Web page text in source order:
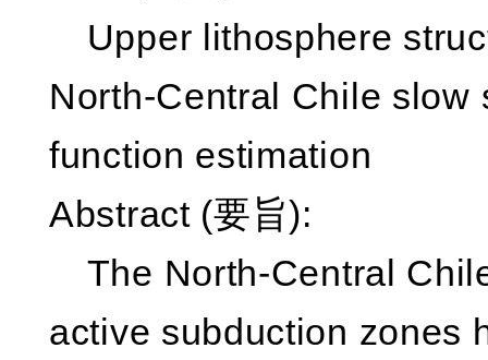
Upper lithosphere
North-Central Chile
function estimation
Abstract (要旨):
The North-Central
active subduction zones